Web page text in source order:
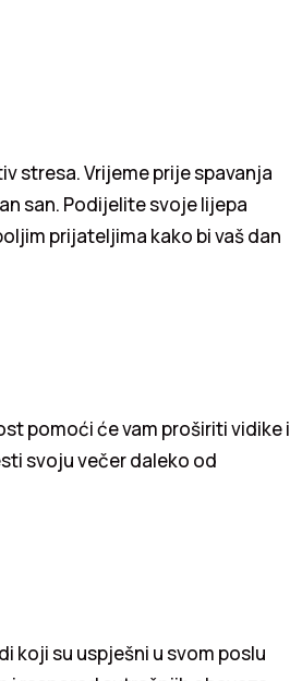
stresa. Vrijeme prije spavanja
san. Podijelite svoje lijepa
prijateljima kako bi vaš dan
pomoći će vam proširiti vidike i
svoju večer daleko od
koji su uspješni u svom poslu